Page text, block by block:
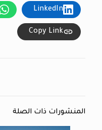
LinkedIn
Copy Link
المنشورات ذات الصلة